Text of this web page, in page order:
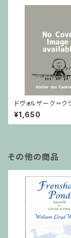
ドヴォルザーク＝ク
スラヴ幻想曲 ロ短
55-4, Op.75 / ヴァ
ピアノ
¥1,650
その他の商品